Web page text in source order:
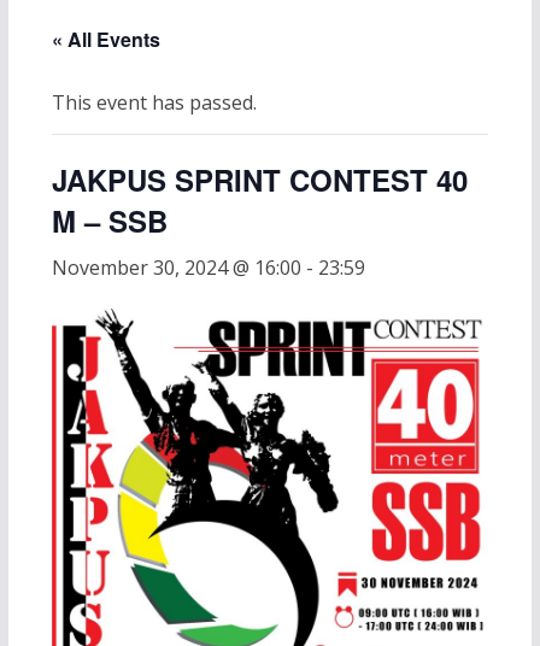
« All Events
This event has passed.
JAKPUS SPRINT CONTEST 40
M – SSB
November 30, 2024 @ 16:00 - 23:59